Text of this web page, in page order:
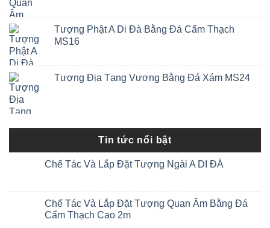
Tượng Phật A Di Đà Bằng Đá Cẩm Thạch
MS16
Tượng Địa Tạng Vương Bằng Đá Xám MS24
Tin tức nổi bật
Chế Tác Và Lắp Đặt Tượng Ngài A DI ĐÀ
Chế Tác Và Lắp Đặt Tượng Quan Âm Bằng Đá
Cẩm Thạch Cao 2m